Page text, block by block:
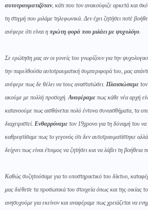
αυτοτραυματιζόταν, κάτι που τον ανακούφιζε αρκετά και
τη στιγμή που μιλάμε τηλεφωνικά. Δεν έχει ζητήσει ποτέ
ανέφερε ότι είναι η πρώτη φορά που μιλάει με ψυχολόγο.
Σε ερώτηση μας αν οι γονείς του γνωρίζουν για την
την παρελθούσα αυτοτραυματική συμπεριφορά του, μας
ανέφερε πως δε θέλει να τους αναστατώσει. Πλαισιώσαμε
ακούμε με πολλή προσοχή.Αναφέραμε πως κάθε νέα αρχή
κατανοούμε πως αισθάνεται πολύ έντονα συναισθήματα, τα
διαχειριστεί. Ενθαρρύναμε τον 19χρονο για τη δύναμή του
καθρεφτίσαμε πως το γεγονός ότι δεν αυτοτραυματίστηκε
δείχνει πως είναι έτοιμος να ζητήσει και να λάβει τη βοήθεια
Καθώς συζητούσαμε για το υποστηρικτικό του δίκτυο,
μας διέθεσε τα προσωπικά του στοιχεία όπως και της οικίας
ανησυχούμε για εκείνον και αναφέραμε πως χρειάζεται να